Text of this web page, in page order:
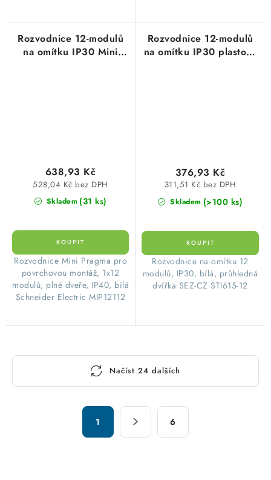
Rozvodnice 12-modulů
na omítku IP30 Mini
Skladem (31 ks)
528,04 Kč bez DPH
638,93 Kč
​Rozvodnice Mini Pragma pro
povrchovou montáž, 1x12
modulů, plné dveře, IP40, bílá
Schneider Electric MIP12112
Rozvodnice 12-modulů
na omítku IP30 plastová
Skladem (>100 ks)
311,51 Kč bez DPH
376,93 Kč
​Rozvodnice na omítku 12
modulů, IP30, bílá, průhledná
dvířka SEZ-CZ STI615-12
O
Načíst 24 dalších
1 6